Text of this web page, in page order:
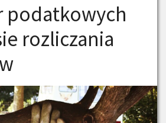
podatkowych
rozliczania